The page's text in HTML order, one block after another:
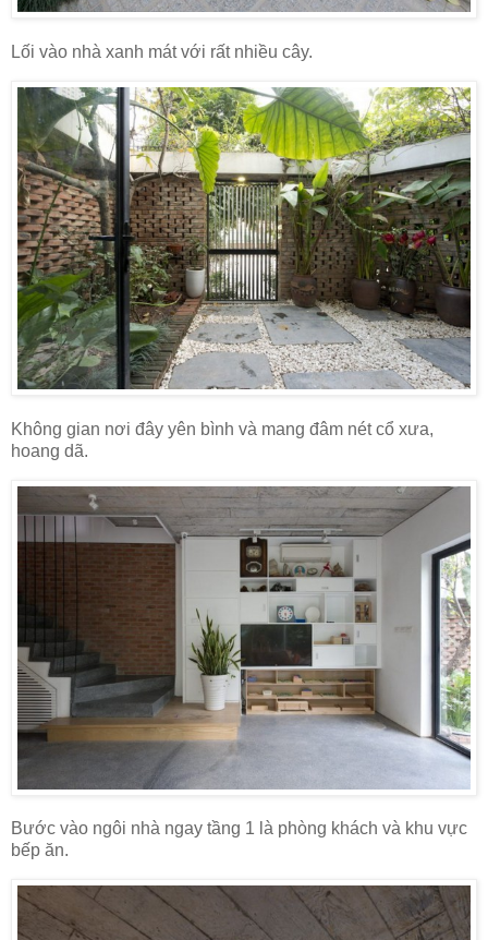
Lối vào nhà xanh mát với rất nhiều cây.
Không gian nơi đây yên bình và mang đâm nét cổ xưa,
hoang dã.
Bước vào ngôi nhà ngay tầng 1 là phòng khách và khu vực
bếp ăn.